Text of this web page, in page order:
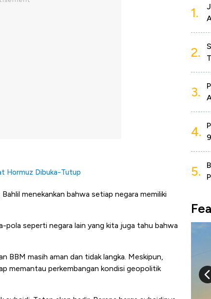
Hormuz Dibuka-Tutup
menekankan bahwa setiap negara memiliki
pola seperti negara lain yang kita juga tahu bahwa
BBM masih aman dan tidak langka. Meskipun,
memantau perkembangan kondisi geopolitik
1.
2.
3.
4.
5.